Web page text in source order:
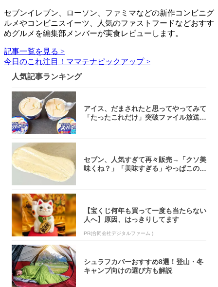
セブンイレブン、ローソン、ファミマなどの新作コンビニグ
ルメやコンビニスイーツ、人気のファストフードなどおすす
めグルメを編集部メンバーが実食レビューします。
記事一覧を見る >
今日のこれ注目！ママテナピックアップ >
人気記事ランキング
アイス、だまされたと思ってやってみて
「たったこれだけ」突破ファイル放送で
セブン、人気すぎて再々販売→「クソ美
味くね？」「美味すぎる」やっぱこのク
【宝くじ何年も買って一度も当たらない
人へ】原因、はっきりしてます
PR(合同会社デジタルファーム )
シュラフカバーおすすめ8選！登山・冬
キャンプ向けの選び方も解説